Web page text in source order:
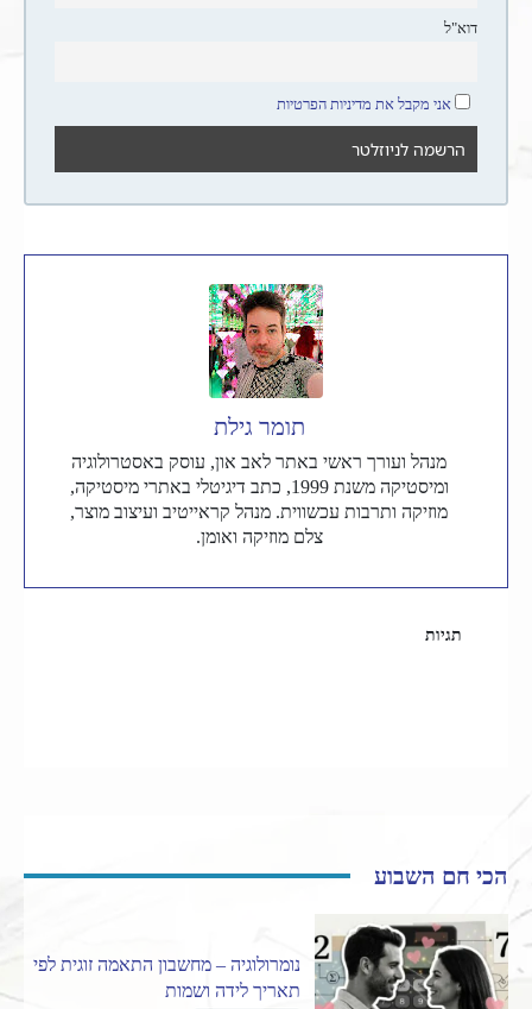
הכי חם השבוע
נומרולוגיה – מחשבון התאמה זוגית לפי
תאריך לידה ושמות
דוא"ל
אני מקבל את מדיניות הפרטיות
תומר גילת
מנהל ועורך ראשי באתר לאב און, עוסק באסטרולוגיה
ומיסטיקה משנת 1999, כתב דיגיטלי באתרי מיסטיקה,
מוזיקה ותרבות עכשווית. מנהל קראייטיב ועיצוב מוצר,
צלם מוזיקה ואומן.
תגיות